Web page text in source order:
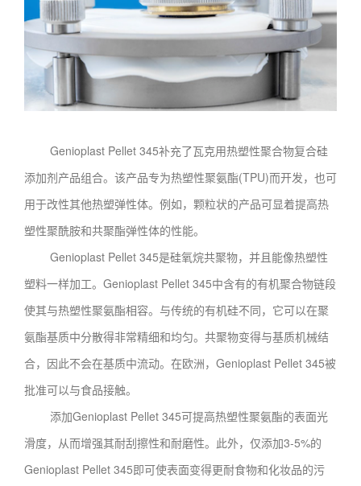
Genioplast Pellet 345补充了瓦克用热塑性聚合物复合硅
添加剂产品组合。该产品专为热塑性聚氨酯(TPU)而开发，也可
用于改性其他热塑弹性体。例如，颗粒状的产品可显着提高热
塑性聚酰胺和共聚酯弹性体的性能。
Genioplast Pellet 345是硅氧烷共聚物，并且能像热塑性
塑料一样加工。Genioplast Pellet 345中含有的有机聚合物链段
使其与热塑性聚氨酯相容。与传统的有机硅不同，它可以在聚
氨酯基质中分散得非常精细和均匀。共聚物变得与基质机械结
合，因此不会在基质中流动。在欧洲，Genioplast Pellet 345被
批准可以与食品接触。
添加Genioplast Pellet 345可提高热塑性聚氨酯的表面光
滑度，从而增强其耐刮擦性和耐磨性。此外，仅添加3-5%的
Genioplast Pellet 345即可使表面变得更耐食物和化妆品的污